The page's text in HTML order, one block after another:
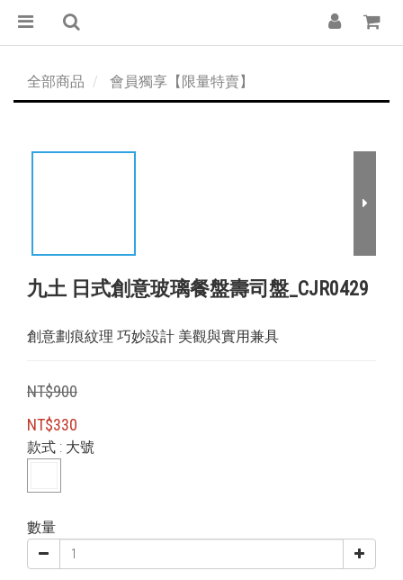
全部商品 會員獨享【限量特賣】
九土 日式創意玻璃餐盤壽司盤_CJR0429
創意劃痕紋理 巧妙設計 美觀與實用兼具
NT$900
NT$330
款式 : 大號
數量